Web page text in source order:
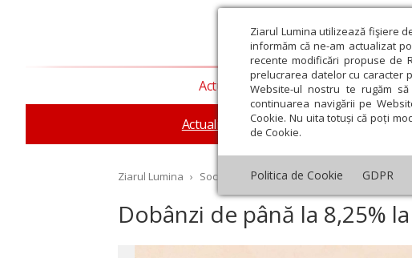
Ziarul Lumina utilizează fişiere
informăm că ne-am actualizat
recente modificări propuse de
prelucrarea datelor cu caracter
Website-ul nostru te rugăm
continuarea navigării pe
Cookie. Nu uita totuși că poți
de Cookie.
Politica de Cookie GDPR
Actualitate religioasă Teologie
Actualitate socială Sănătate
Ziarul Lumina › Societate › Actualitate socială Dobânzi
Dobânzi de până la 8,25%